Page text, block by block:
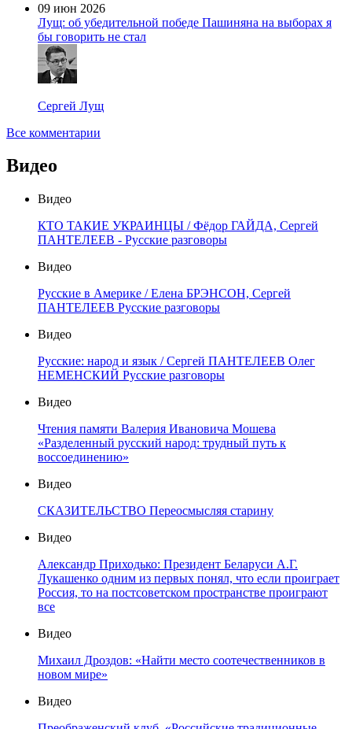
09 июн 2026
Лущ: об убедительной победе Пашиняна на выборах я
бы говорить не стал
Сергей Лущ
Все комментарии
Видео
Видео
КТО ТАКИЕ УКРАИНЦЫ / Фёдор ГАЙДА, Сергей
ПАНТЕЛЕЕВ - Русские разговоры
Видео
Русские в Америке / Елена БРЭНСОН, Сергей
ПАНТЕЛЕЕВ Русские разговоры
Видео
Русские: народ и язык / Сергей ПАНТЕЛЕЕВ Олег
НЕМЕНСКИЙ Русские разговоры
Видео
Чтения памяти Валерия Ивановича Мошева
«Разделенный русский народ: трудный путь к
воссоединению»
Видео
СКАЗИТЕЛЬСТВО Переосмысляя старину
Видео
Александр Приходько: Президент Беларуси А.Г.
Лукашенко одним из первых понял, что если проиграет
Россия, то на постсоветском пространстве проиграют
все
Видео
Михаил Дроздов: «Найти место соотечественников в
новом мире»
Видео